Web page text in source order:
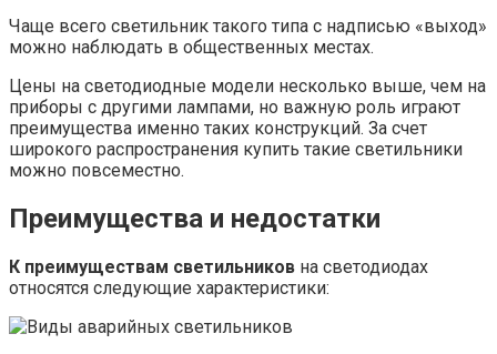
Чаще всего светильник такого типа с надписью «выход»
можно наблюдать в общественных местах.
Цены на светодиодные модели несколько выше, чем на
приборы с другими лампами, но важную роль играют
преимущества именно таких конструкций. За счет
широкого распространения купить такие светильники
можно повсеместно.
Преимущества и недостатки
К преимуществам светильников на светодиодах
относятся следующие характеристики: